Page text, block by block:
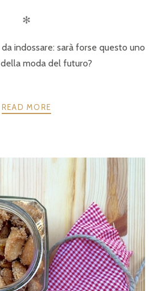
✻
indossare: sarà forse questo uno
moda del futuro?
READ MORE